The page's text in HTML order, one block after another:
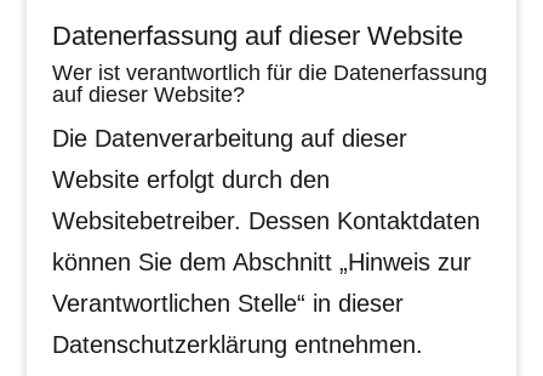
Datenerfassung auf dieser Website
Wer ist verantwortlich für die Datenerfassung
auf dieser Website?
Die Datenverarbeitung auf dieser
Website erfolgt durch den
Websitebetreiber. Dessen Kontaktdaten
können Sie dem Abschnitt „Hinweis zur
Verantwortlichen Stelle“ in dieser
Datenschutzerklärung entnehmen.